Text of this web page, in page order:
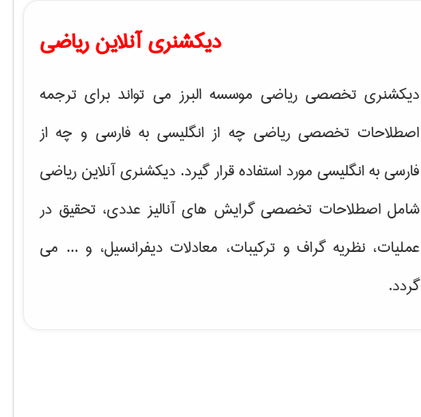
دیکشنری آنلاین ریاضی
دیکشنری تخصصی ریاضی موسسه البرز می تواند برای ترجمه
اصطلاحات تخصصی ریاضی چه از انگلیسی به فارسی و چه از
فارسی به انگلیسی مورد استفاده قرار گیرد. دیکشنری آنلاین ریاضی
شامل اصطلاحات تخصصی گرایش هایآنالیز عددی، تحقیق در
عملیات، نظریه گراف و تركیبات، معادلات دیفرانسیل، و ... می
گردد.